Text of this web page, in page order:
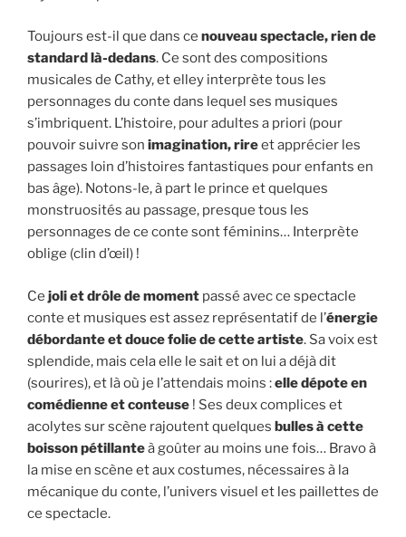
Toujours est-il que dans ce nouveau spectacle, rien de
standard là-dedans. Ce sont des compositions
musicales de Cathy, et elley interprète tous les
personnages du conte dans lequel ses musiques
s’imbriquent. L’histoire, pour adultes a priori (pour
pouvoir suivre son imagination, rireet apprécier les
passages loin d’histoires fantastiques pour enfants en
bas âge). Notons-le, à part le prince et quelques
monstruosités au passage, presque tous les
personnages de ce conte sont féminins… Interprète
oblige (clin d’œil) !
Ce joli et drôle de moment passé avec ce spectacle
conte et musiques est assez représentatif de l’énergie
débordante et douce folie de cette artiste. Sa voix est
splendide, mais cela elle le sait et on lui a déjà dit
(sourires), et là où je l’attendais moins :elle dépote en
comédienne et conteuse ! Ses deux complices et
acolytes sur scène rajoutent quelques bulles à cette
boisson pétillanteà goûter au moins une fois… Bravo à
la mise en scène et aux costumes, nécessaires à la
mécanique du conte, l’univers visuel et les paillettes de
ce spectacle.